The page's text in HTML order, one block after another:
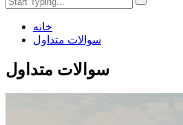
خانه
سوالات متداول
سوالات متداول